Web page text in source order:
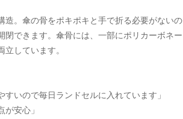
造。傘の骨をポキポキと手で折る必要がないの
閉できます。傘骨には、一部にポリカーボネー
立しています。
すいので毎日ランドセルに入れています」
が安心」